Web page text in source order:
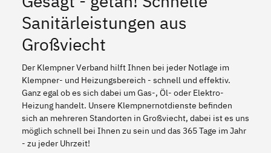
Sanitärleistungen aus
Großviecht
Der Klempner Verband hilft Ihnen bei jeder Notlage im
Klempner- und Heizungsbereich - schnell und effektiv.
Ganz egal ob es sich dabei um Gas-, Öl- oder Elektro-
Heizung handelt. Unsere Klempnernotdienste befinden
sich an mehreren Standorten in Großviecht, dabei ist es uns
möglich schnell bei Ihnen zu sein und das 365 Tage im Jahr
- zu jeder Uhrzeit!